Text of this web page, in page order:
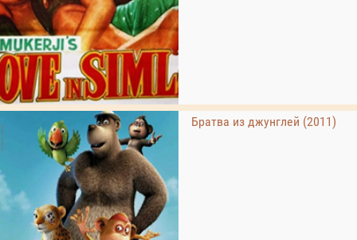
Братва из джунглей (2011)